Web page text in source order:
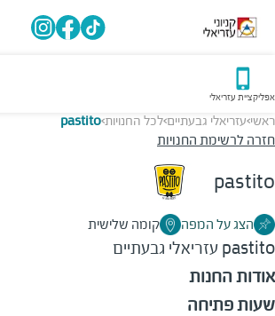
אפליקציית עזריאלי
ראשי>עזריאלי גבעתיים>לכל החנויות>
pastito
חזרה לרשימת החנויות
pastito
הצג על המפה קומה שלישית
pastito עזריאלי גבעתיים
אודות החנות
שעות פתיחה